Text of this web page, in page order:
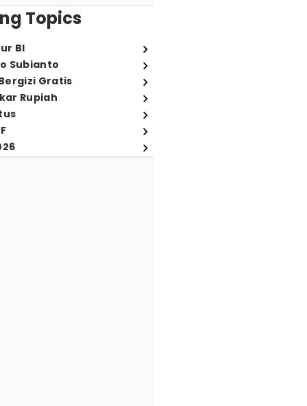
Topics
BI
Subianto
Gratis
Rupiah